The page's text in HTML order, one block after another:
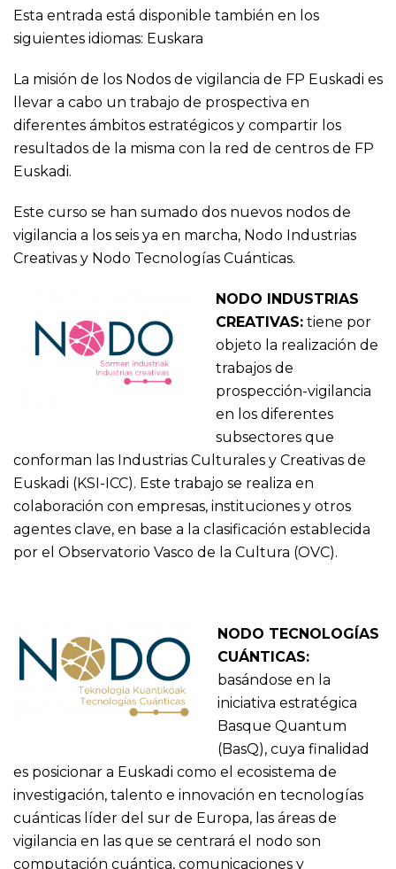
Esta entrada está disponible también en los
siguientes idiomas: Euskara
La misión de los Nodos de vigilancia de FP Euskadi es
llevar a cabo un trabajo de prospectiva en
diferentes ámbitos estratégicos y compartir los
resultados de la misma con la red de centros de FP
Euskadi.
Este curso se han sumado dos nuevos nodos de
vigilancia a los seis ya en marcha, Nodo Industrias
Creativas y Nodo Tecnologías Cuánticas.
NODO INDUSTRIAS
CREATIVAS: tiene por
objeto la realización de
trabajos de
prospección-vigilancia
en los diferentes
subsectores que
conforman las Industrias Culturales y Creativas de
Euskadi (KSI-ICC). Este trabajo se realiza en
colaboración con empresas, instituciones y otros
agentes clave, en base a la clasificación establecida
por el Observatorio Vasco de la Cultura (OVC).
NODO TECNOLOGÍAS
CUÁNTICAS:
basándose en la
iniciativa estratégica
Basque Quantum
(BasQ), cuya finalidad
es posicionar a Euskadi como el ecosistema de
investigación, talento e innovación en tecnologías
cuánticas líder del sur de Europa, las áreas de
vigilancia en las que se centrará el nodo son
computación cuántica, comunicaciones y